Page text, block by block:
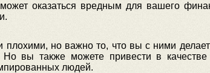
оказаться вредным для вашего
но важно то, что вы с ними
вы также можете привести в
людей.